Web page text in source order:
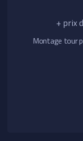
+ prix
Montage tour